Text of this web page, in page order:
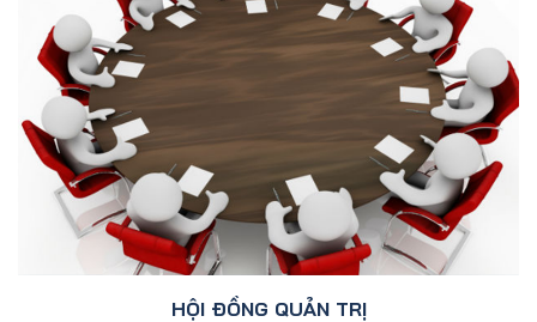
HỘI ĐỒNG QUẢN TRỊ